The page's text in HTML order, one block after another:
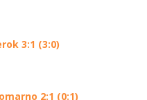
3:1 (3:0)
2:1 (0:1)